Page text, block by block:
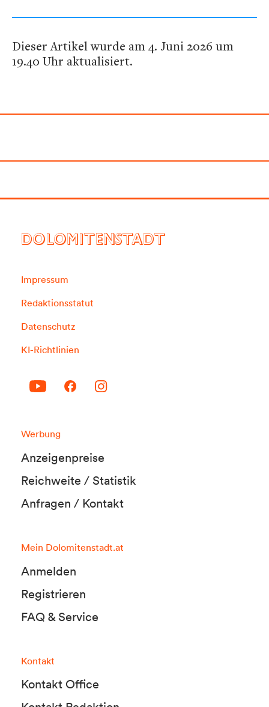
Dieser Artikel wurde am 4. Juni 2026 um
19.40 Uhr aktualisiert.
DOLOMITENSTADT
Impressum
Redaktionsstatut
Datenschutz
KI-Richtlinien
Werbung
Anzeigenpreise
Reichweite / Statistik
Anfragen / Kontakt
Mein Dolomitenstadt.at
Anmelden
Registrieren
FAQ & Service
Kontakt
Kontakt Office